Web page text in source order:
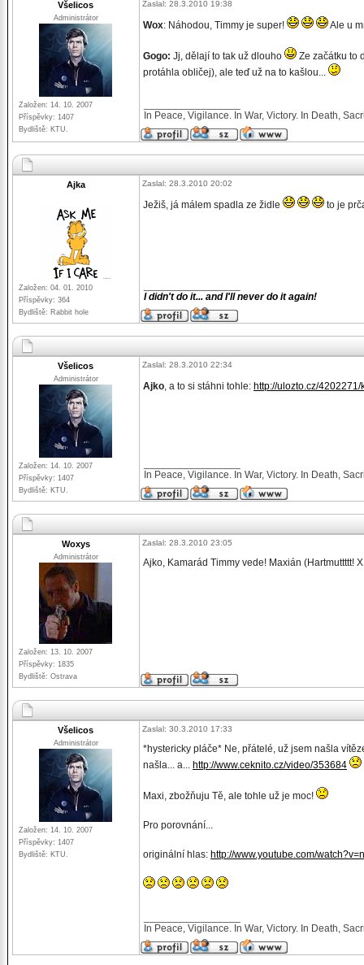
Všelicos
Administrátor
Založen: 14. 10. 2007
Příspěvky: 1407
Bydliště: KTU.
Zaslal: 28.3.2010 19:38
Wox: Náhodou, Timmy je super! Ale u
Gogo: Jj, dělají to tak už dlouho
Ze začátku to
protáhla obličej), ale teď už na to kašlou...
In Peace, Vigilance. In War, Victory. In Death,
Ajka
Založen: 04. 01. 2010
Příspěvky: 364
Bydliště: Rabbit hole
Zaslal: 28.3.2010 20:02
Ježiš, já málem spadla ze židle to je
I didn't do it... and I'll never do it again!
Všelicos
Administrátor
Založen: 14. 10. 2007
Příspěvky: 1407
Bydliště: KTU.
Zaslal: 28.3.2010 22:34
Ajko, a to si stáhni tohle: http://ulozto.cz/
In Peace, Vigilance. In War, Victory. In Death,
Woxys
Administrátor
Založen: 13. 10. 2007
Příspěvky: 1835
Bydliště: Ostrava
Zaslal: 28.3.2010 23:05
Ajko, Kamarád Timmy vede! Maxián (Hartmuttttt!
Všelicos
Administrátor
Založen: 14. 10. 2007
Příspěvky: 1407
Bydliště: KTU.
Zaslal: 30.3.2010 17:33
*hystericky pláče* Ne, přátelé, už jsem našla
našla... a... http://www.ceknito.cz/video/353684
Maxi, zbožňuju Tě, ale tohle už je moc!
Pro porovnání...
originální hlas: http://www.youtube.com/
In Peace, Vigilance. In War, Victory. In Death,